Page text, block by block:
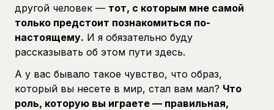
другой человек — тот, с которым мне самой
только предстоит познакомиться по-
настоящему. И я обязательно буду
рассказывать об этом пути здесь.
А у вас бывало такое чувство, что образ,
который вы несете в мир, стал вам мал? Что
роль, которую вы играете — правильная,